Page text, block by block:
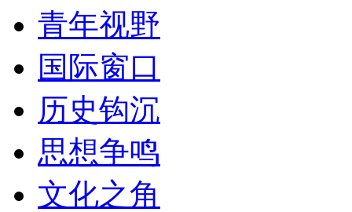
青年视野
国际窗口
历史钩沉
思想争鸣
文化之角